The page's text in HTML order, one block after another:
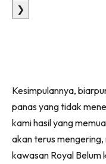
❯
Kesimpulannya,
panas yang tidak
kami hasil yang
akan terus
kawasan Royal Belum